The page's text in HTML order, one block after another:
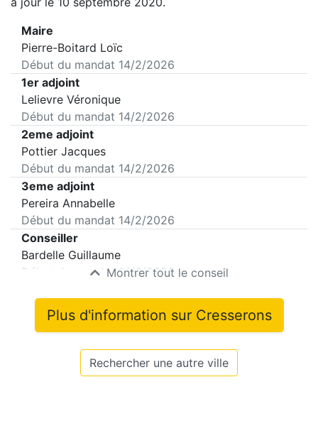
Maire
Pierre-Boitard Loïc
Début du mandat 14/2/2026
1er adjoint
Lelievre Véronique
Début du mandat 14/2/2026
2eme adjoint
Pottier Jacques
Début du mandat 14/2/2026
3eme adjoint
Pereira Annabelle
Début du mandat 14/2/2026
Conseiller
Bardelle Guillaume
Début du mandat14/2/2026
Montrer tout le conseil
Plus d'information sur Cresserons
Rechercher une autre ville